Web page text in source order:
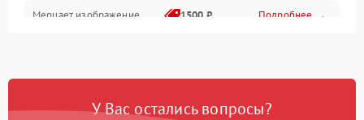
Мерцает изображение 1500 ₽ Подробнее →
У Вас остались вопросы?